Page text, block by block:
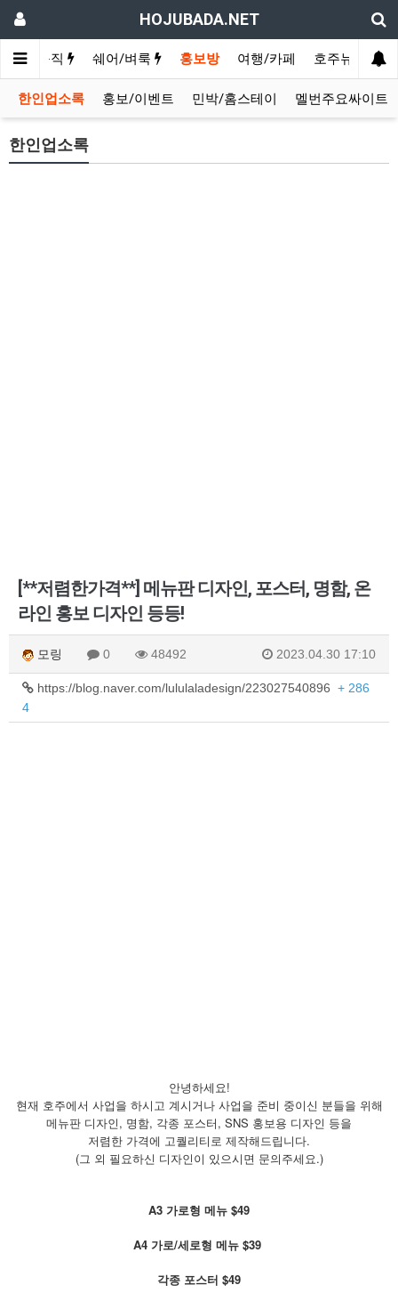
HOJUBADA.NET
구인/구직 쉐어/벼룩 홍보방 여행/카페 호주뉴스
한인업소록 홍보/이벤트 민박/홈스테이 멜번주요싸이트
한인업소록
[**저렴한가격**] 메뉴판 디자인, 포스터, 명함, 온
라인 홍보 디자인 등등!
모링 0 48492 2023.04.30 17:10
https://blog.naver.com/lululaladesign/223027540896 + 286
4
안녕하세요!
현재 호주에서 사업을 하시고 계시거나 사업을 준비 중이신 분들을 위해
메뉴판 디자인, 명함, 각종 포스터, SNS 홍보용 디자인 등을
저렴한 가격에 고퀄리티로 제작해드립니다.
(그 외 필요하신 디자인이 있으시면 문의주세요.)
A3 가로형 메뉴 $49
A4 가로/세로형 메뉴 $39
각종 포스터 $49